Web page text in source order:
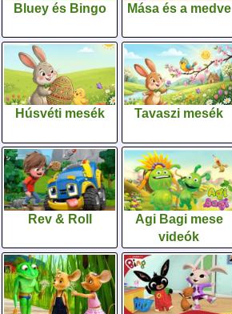
Bluey és Bingo Mása és a medve
Húsvéti mesék Tavaszi mesék
Rev & Roll
Agi Bagi mese
videók